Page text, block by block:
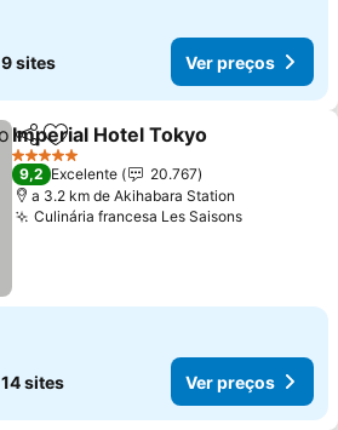
9 sites Ver preços
PartilharAdicionar aos favoritos
Imperial Hotel Tokyo
5 Estrelas
9,2 Excelente
20.767
a 3.2 km de Akihabara Station
Culinária francesa Les Saisons
14 sites Ver preços